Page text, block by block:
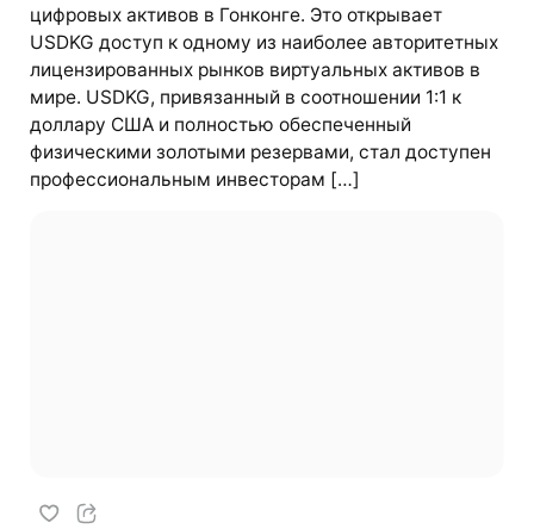
цифровых активов в Гонконге. Это открывает
USDKG доступ к одному из наиболее авторитетных
лицензированных рынков виртуальных активов в
мире. USDKG, привязанный в соотношении 1:1 к
доллару США и полностью обеспеченный
физическими золотыми резервами, стал доступен
профессиональным инвесторам […]